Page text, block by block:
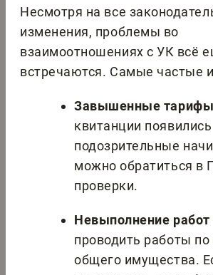
Несмотря на все
изменения, проблемы во
взаимоотношениях с УК всё
встречаются. Самые частые
Завышенные тарифы
квитанции появились
подозрительные
можно обратиться в
проверки.
Невыполнение работ
проводить работы
общего имущества.